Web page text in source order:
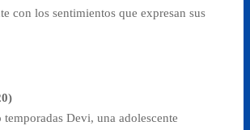
con los sentimientos que expresan sus
temporadas Devi, una adolescente